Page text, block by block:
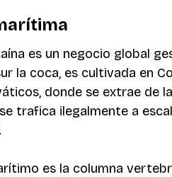
es un negocio global
la coca, es cultivada en
donde se extrae de
trafica ilegalmente a
es la columna